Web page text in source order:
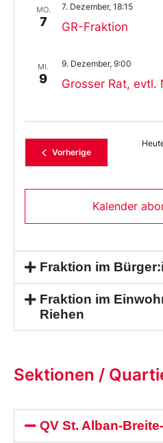
MO.
7 GR-Fraktion
7. Dezember, 18:15
MI.
9 Grosser Rat, evtl.
9. Dezember, 9:00
VorherigeVeranstaltungen
Kalender
Fraktion im
Fraktion im
Riehen
Sektionen /
QV St. Alban-